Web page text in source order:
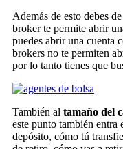
Además de esto debes
broker te permite abrir
puedes abrir una cuenta
brokers no te permiten
por lo tanto tienes que
También al tamaño del
este punto también
depósito, cómo tú